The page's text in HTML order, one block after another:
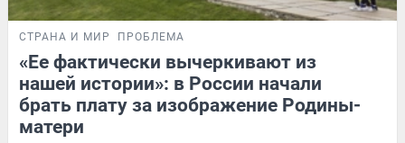
СТРАНА И МИР ПРОБЛЕМА
«Ее фактически вычеркивают из
нашей истории»: в России начали
брать плату за изображение Родины-
матери